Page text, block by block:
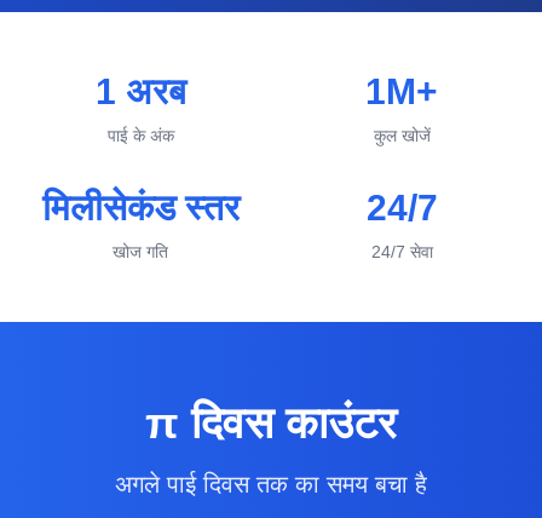
1 अरब
पाई के अंक
1M+
कुल खोजें
मिलीसेकंड स्तर
खोज गति
24/7
24/7 सेवा
π दिवस काउंटर
अगले पाई दिवस तक का समय बचा है